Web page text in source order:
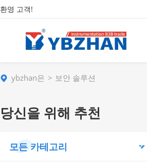
환영 고객!
ybzhan은 보안 솔루션
당신을 위해 추천
모든 카테고리